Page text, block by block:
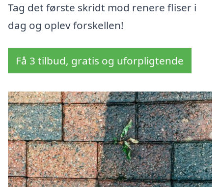
Tag det første skridt mod renere fliser i
dag og oplev forskellen!
Få 3 tilbud, gratis og uforpligtende